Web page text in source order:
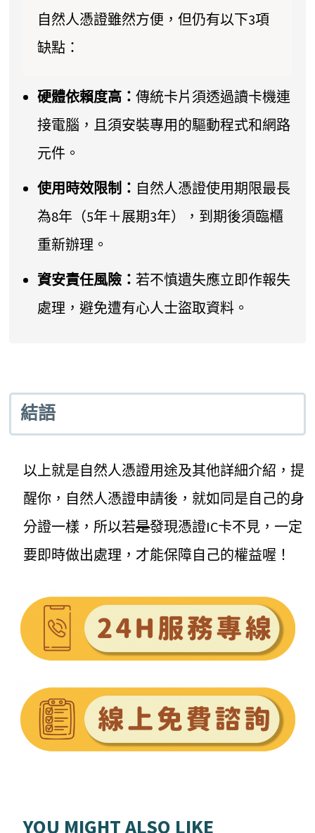
自然人憑證雖然方便，但仍有以下3項
缺點：
硬體依賴度高：傳統卡片須透過讀卡機連
接電腦，且須安裝專用的驅動程式和網路
元件。
使用時效限制： 自然人憑證使用期限最長
為8年（5年＋展期3年），到期後須臨櫃
重新辦理。
資安責任風險：若不慎遺失應立即作報失
處理，避免遭有心人士盜取資料。
結語
以上就是自然人憑證用途及其他詳細介紹，提
醒你，自然人憑證申請後，就如同是自己的身
分證一樣，所以若是發現憑證IC卡不見，一定
要即時做出處理，才能保障自己的權益喔！
YOU MIGHT ALSO LIKE